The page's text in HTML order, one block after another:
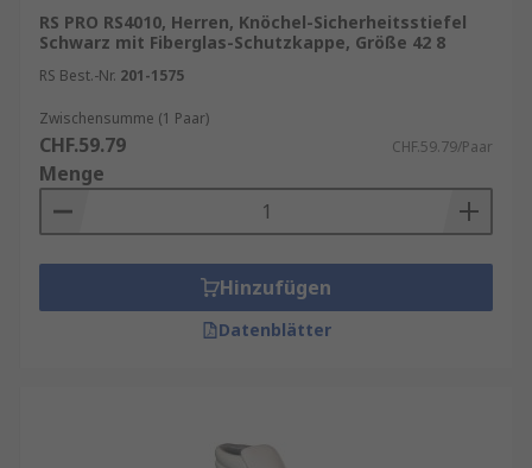
RS PRO RS4010, Herren, Knöchel-Sicherheitsstiefel
Schwarz mit Fiberglas-Schutzkappe, Größe 42 8
RS Best.-Nr. 201-1575
Zwischensumme (1 Paar)
CHF.59.79 CHF.59.79/Paar
Menge
Hinzufügen
Datenblätter